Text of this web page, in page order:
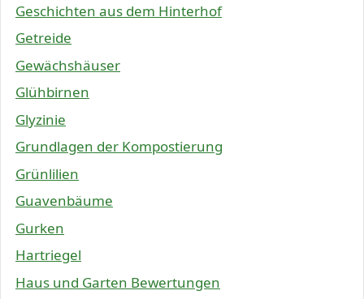
Geschichten aus dem Hinterhof
Getreide
Gewächshäuser
Glühbirnen
Glyzinie
Grundlagen der Kompostierung
Grünlilien
Guavenbäume
Gurken
Hartriegel
Haus und Garten Bewertungen